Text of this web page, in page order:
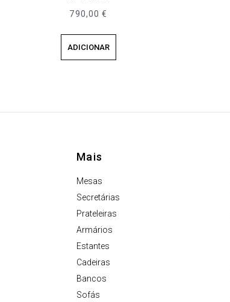
790,00€
ADICIONAR
Mais
Mesas
Secretárias
Prateleiras
Armários
Estantes
Cadeiras
Bancos
Sofás